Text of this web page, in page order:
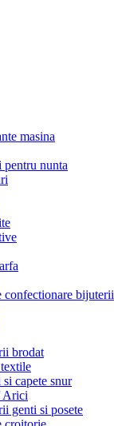
masina
nunta
confectionare bijuterii
brodat
capete snur
Arici
genti si posete